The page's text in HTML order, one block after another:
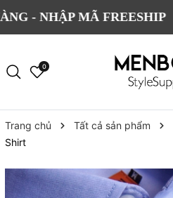
MÃ FREESHIP
0
Trang chủ Tất cả sản phẩm
Shirt